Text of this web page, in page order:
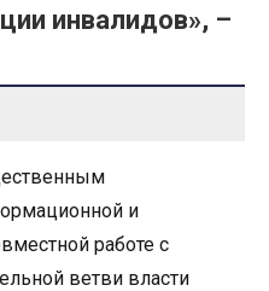
инвалидов», –
и
работе с
ветви власти